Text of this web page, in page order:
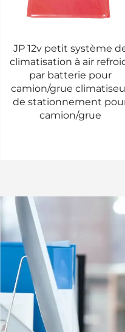
Climatiseur de
stationnement pour
cabines de camion 24V
garantie longue durée
Climatiseur pour
couchette de camion